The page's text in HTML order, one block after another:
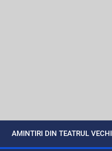
AMINTIRI DIN TEATRUL VECHI